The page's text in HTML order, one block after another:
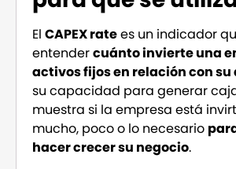
El CAPEX ratees un indicador
entendercuánto invierte una
activos fijos en relación con
su capacidad para generar
muestra si la empresa está
mucho, poco o lo necesario
hacer crecer su negocio.